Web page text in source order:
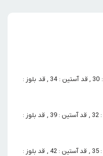
سایز 40 : عرض سینه :31 , عرض شکم : 30 , قد آستین : 34 , قد بلوز :
سایز 45 : عرض سینه : 33 , عرض شکم : 32 , قد آستین : 39 , قد بلوز :
سایز 50 : عرض سینه : 36 , عرض شکم : 35 , قد آستین : 42 , قد بلوز :